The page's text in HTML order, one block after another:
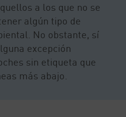
a los que no se
algún tipo de
No obstante, sí
excepción
sin etiqueta que
más abajo.